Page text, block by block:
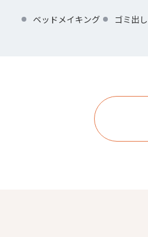
ベッドメイキング ゴミ出し